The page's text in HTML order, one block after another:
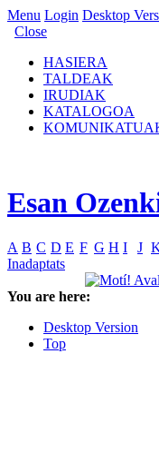
Menu Login Desktop
Close
HASIERA
TALDEAK
IRUDIAK
KATALOGOA
Esan
A B C D E F G H I J
Inadaptats
You are here:
Desktop Version
Top